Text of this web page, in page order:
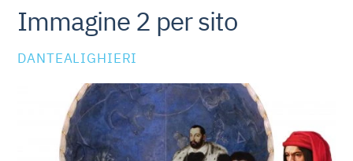
Immagine 2 per sito
DANTEALIGHIERI